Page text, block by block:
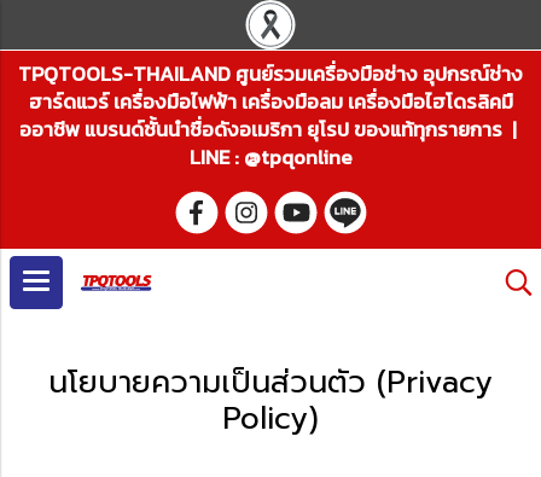
TPQTOOLS-THAILAND ศูนย์รวมเครื่องมือช่าง อุปกรณ์ช่าง
ฮาร์ดแวร์ เครื่องมือไฟฟ้า เครื่องมือลม เครื่องมือไฮโดรลิคมื
ออาชีพ แบรนด์ชั้นนำชื่อดังอเมริกา ยุโรป ของแท้ทุกรายการ |
LINE : @tpqonline
นโยบายความเป็นส่วนตัว (Privacy
Policy)